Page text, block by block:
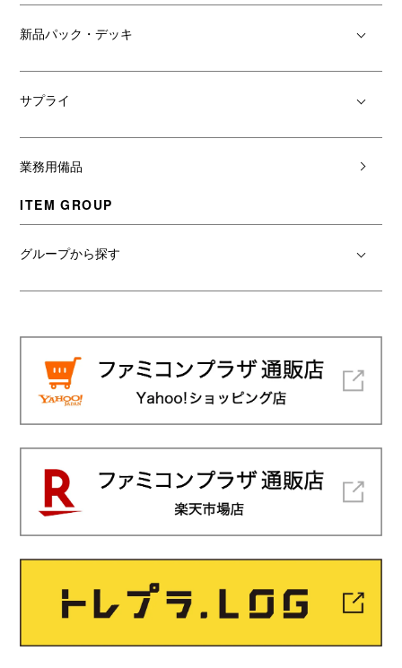
新品パック・デッキ
サプライ
業務用備品
ITEM GROUP
グループから探す